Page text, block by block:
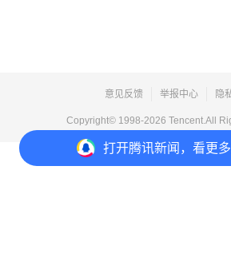
打开腾讯新闻，看更
意见反馈 举报中心 隐
Copyright© 1998-2026 Tencent.All